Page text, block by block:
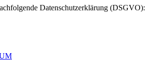
Datenschutzerklärung (DSGVO):